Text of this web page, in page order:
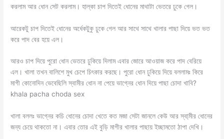
করলাম আর ধোন সেট করলাম। হাল্কা চাপ দিতেই ধোনের মাথাটা ভেতরে ঢুকে গেল।
আরেকটু চাপ দিতেই ধোনের অর্ধেকটুকু ঢুকে গেল আর সাথে সাথে খালার পাছা দিয়ে ভত ভত
করে পাদ বের হয়ে এল।
আরও চাপ দিয়ে পুরো ধোন ভেতরে ঢুকিয়ে দিলাম এবার জোরে আওয়াজ করে পাদ বেরিয়ে
এল। খালা তখন বালিশে মুখ চেপে চিৎকার করছে। পুরো ধোন ঢুকিয়ে দিয়ে বললামঃ কিরে
মাগী কোনোদিন ভেবেছিলি স্বামীর ধোন না পেয়ে ভাগ্নের ধোন দিয়ে পাছা চোদা খাবি?
khala pacha choda sex
খালা বললঃ ভাগ্নের কচি ধোনের চোদা খেতে কত মজা সেটা জানলে কেউ আর স্বা্মীর ধোনের
জন্য চেয়ে থাকতো না। এবার তোর এই বুড়ি মাগীর খালার পাছায় ইচ্ছামতো ঠাপা দেখি।